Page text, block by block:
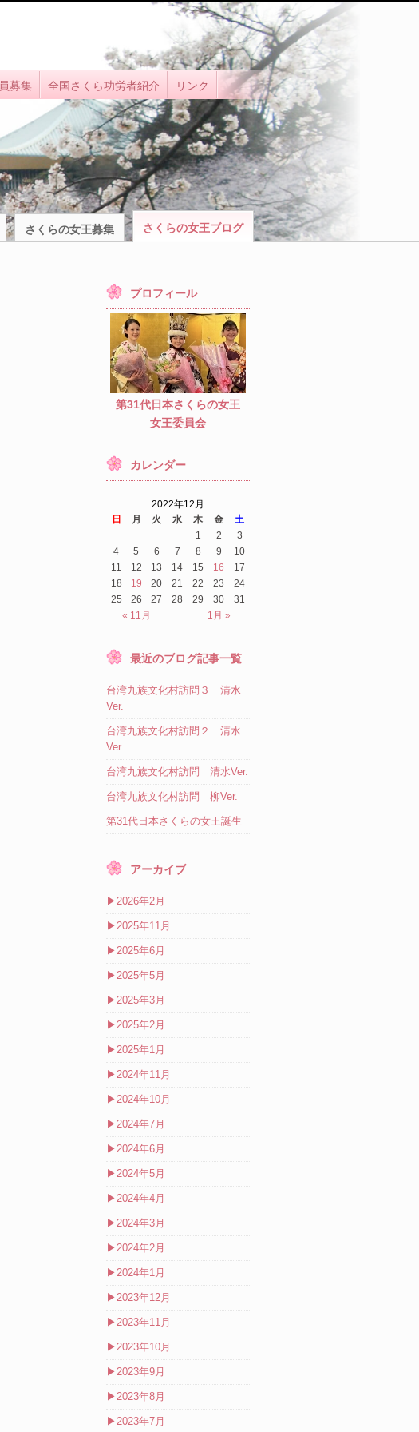
募集 全国さくら功労者紹介 リンク
さくらの女王募集 さくらの女王ブログ
プロフィール
第31代日本さくらの女王
女王委員会
カレンダー
2022年12月
日
月 火 水 木 金 土
« 11月 1月 »
1 2
3
4
5 6 7 8 9
10
11
12 13 14 15 16
17
18
19 20 21 22 23
24
25
26 27 28 29 30 31
最近のブログ記事一覧
台湾九族文化村訪問３ 清水
Ver.
台湾九族文化村訪問２ 清水
Ver.
台湾九族文化村訪問 清水Ver.
台湾九族文化村訪問 柳Ver.
第31代日本さくらの女王誕生
アーカイブ
▶2026年2月
▶2025年11月
▶2025年6月
▶2025年5月
▶2025年3月
▶2025年2月
▶2025年1月
▶2024年11月
▶2024年10月
▶2024年7月
▶2024年6月
▶2024年5月
▶2024年4月
▶2024年3月
▶2024年2月
▶2024年1月
▶2023年12月
▶2023年11月
▶2023年10月
▶2023年9月
▶2023年8月
▶2023年7月